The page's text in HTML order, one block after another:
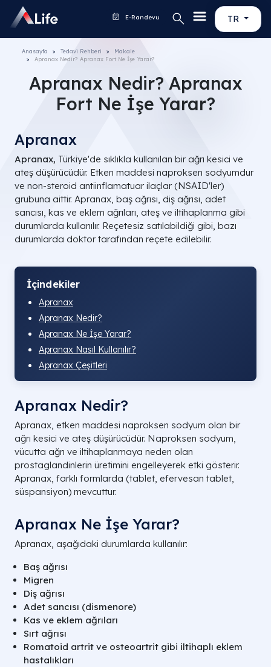
TR
E-Randevu
Anasayfa Tedavi Rehberi
Makale
Apranax Nedir? Apranax Fort Ne İşe Yarar?
Apranax Nedir? Apranax
Fort Ne İşe Yarar?
Apranax
Apranax, Türkiye'de sıklıkla kullanılan bir ağrı kesici ve
ateş düşürücüdür. Etken maddesi naproksen sodyumdur
ve non-steroid antiinflamatuar ilaçlar (NSAID'ler)
grubuna aittir. Apranax, baş ağrısı, diş ağrısı, adet
sancısı, kas ve eklem ağrıları, ateş ve iltihaplanma gibi
durumlarda kullanılır. Reçetesiz satılabildiği gibi, bazı
durumlarda doktor tarafından reçete edilebilir.
İçindekiler
Apranax
Apranax Nedir?
Apranax Ne İşe Yarar?
Apranax Nasıl Kullanılır?
Apranax Çeşitleri
Apranax Nedir?
Apranax, etken maddesi naproksen sodyum olan bir
ağrı kesici ve ateş düşürücüdür. Naproksen sodyum,
vücutta ağrı ve iltihaplanmaya neden olan
prostaglandinlerin üretimini engelleyerek etki gösterir.
Apranax, farklı formlarda (tablet, efervesan tablet,
süspansiyon) mevcuttur.
Apranax Ne İşe Yarar?
Apranax, aşağıdaki durumlarda kullanılır:
Baş ağrısı
Migren
Diş ağrısı
Adet sancısı (dismenore)
Kas ve eklem ağrıları
Sırt ağrısı
Romatoid artrit ve osteoartrit gibi iltihaplı eklem
hastalıkları